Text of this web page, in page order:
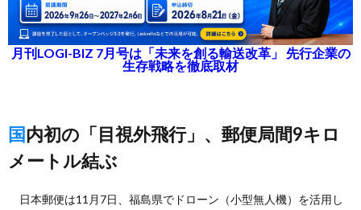
月刊LOGI-BIZ 7月号は「未来を創る輸送改革」 先行企業の
生存戦略を徹底取材
国内初の「目視外飛行」、郵便局間9キロ
メートル結ぶ
日本郵便は11月7日、福島県でドローン（小型無人機）を活用し